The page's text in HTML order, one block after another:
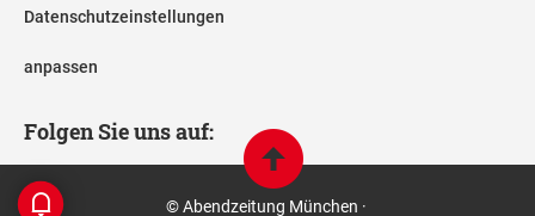
Datenschutzeinstellungen
anpassen
Folgen Sie uns auf:
© Abendzeitung München ·